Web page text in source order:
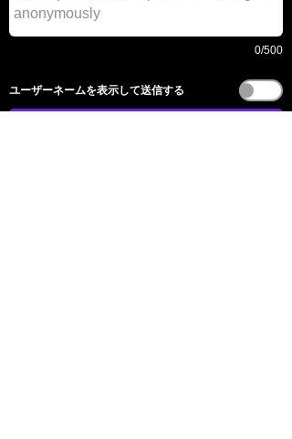
0/500
​ユーザーネームを表示して送信する